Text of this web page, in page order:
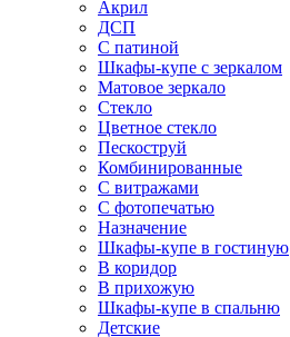
Акрил
ДСП
С патиной
Шкафы-купе с зеркалом
Матовое зеркало
Стекло
Цветное стекло
Пескоструй
Комбинированные
С витражами
С фотопечатью
Назначение
Шкафы-купе в гостиную
В коридор
В прихожую
Шкафы-купе в спальню
Детские